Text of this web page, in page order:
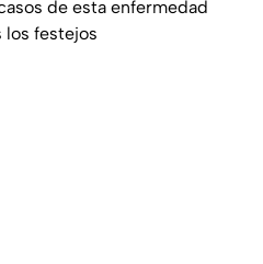
de esta enfermedad
los festejos